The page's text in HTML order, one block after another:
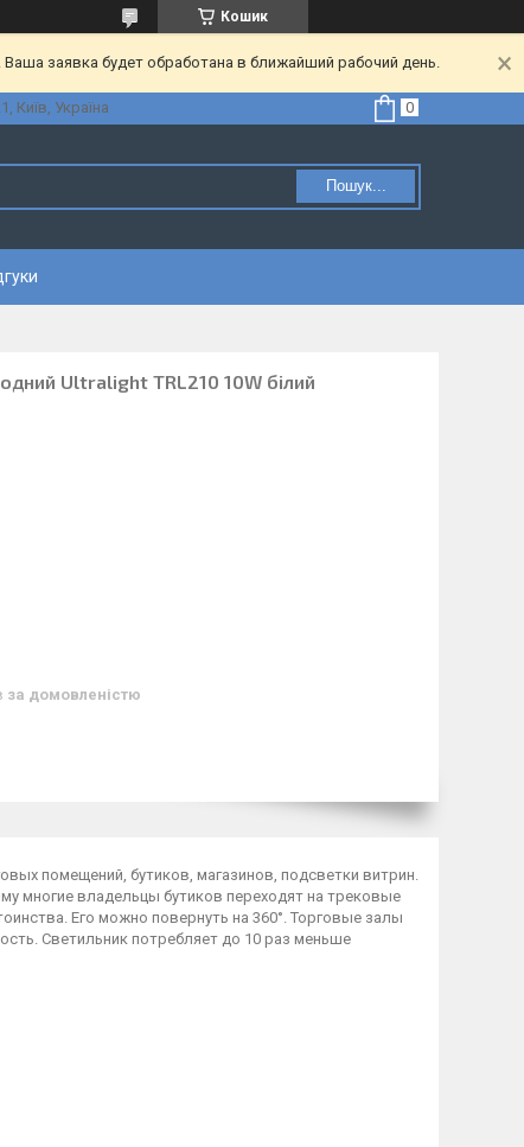
Кошик
заявка будет обработана в ближайший рабочий день.
Київ, Україна
Пошук...
Ultralight TRL210 10W білий
за домовленістю
помещений, бутиков, магазинов, подсветки витрин.
многие владельцы бутиков переходят на трековые
Его можно повернуть на 360°. Торговые залы
Светильник потребляет до 10 раз меньше